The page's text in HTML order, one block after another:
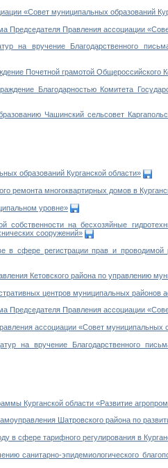
«Совет муниципальных образований
Председателя Правления ассоциации
на вручение Благодарственного
Почетной грамотой Общероссийского
Благодарностью Комитета
Чашинский сельсовет
образований Курганской области»
ремонта многоквартирных домов в
уровне»
на бесхозяйные
сооружений»
сфере регистрации прав и проводимой
Кетовского района по управлению
центров муниципальных районов
Председателя Правления ассоциации
ассоциации «Совет муниципальных
на вручение Благодарственного
Курганской области «Развитие
Шатровского района по
в сфере тарифного регулирования в
санитарно-эпидемиологического